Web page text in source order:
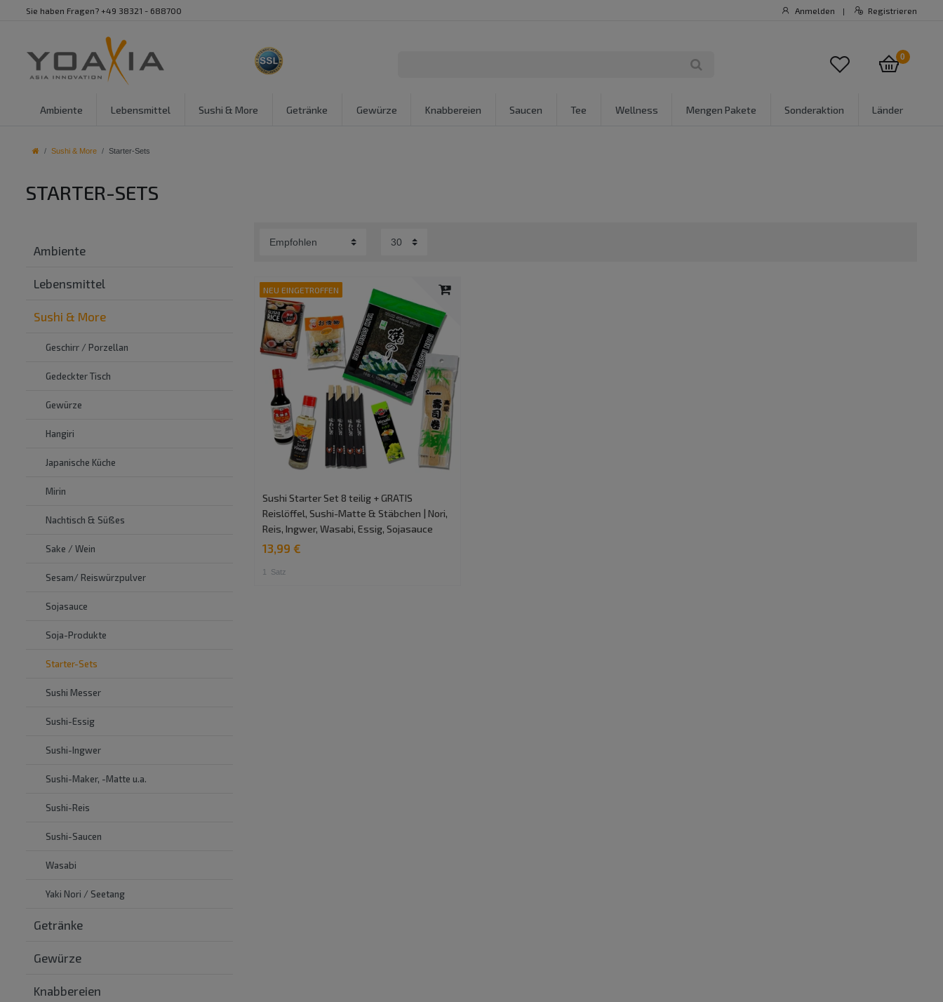
Sie haben Fragen? +49 38321 - 688700 Anmelden | Registrieren
0
Ambiente Lebensmittel Sushi & More Getränke Gewürze Knabbereien Saucen Tee Wellness Mengen Pakete Sonderaktion Länder
Sushi & More Starter-Sets
STARTER-SETS
Ambiente
Lebensmittel
Sushi & More
Geschirr / Porzellan
Gedeckter Tisch
Gewürze
Hangiri
Japanische Küche
Mirin
Nachtisch & Süßes
Sake / Wein
Sesam/ Reiswürzpulver
Sojasauce
Soja-Produkte
Starter-Sets
Sushi Messer
Sushi-Essig
Sushi-Ingwer
Sushi-Maker, -Matte u.a.
Sushi-Reis
Sushi-Saucen
Wasabi
Yaki Nori / Seetang
Getränke
Gewürze
Knabbereien
NEU EINGETROFFEN
Sushi Starter Set 8 teilig + GRATIS
Reislöffel, Sushi-Matte & Stäbchen | Nori,
Reis, Ingwer, Wasabi, Essig, Sojasauce
13,99 €
1 Satz